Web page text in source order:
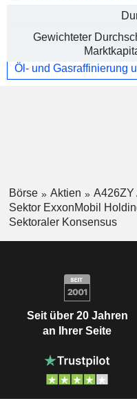
Gewichteter
Öl- und Gasraffinierung
Börse Aktien
A426ZY
Sektor ExxonMobil
Sektoraler Konsensus
Seit über 20 Jahren
an Ihrer Seite